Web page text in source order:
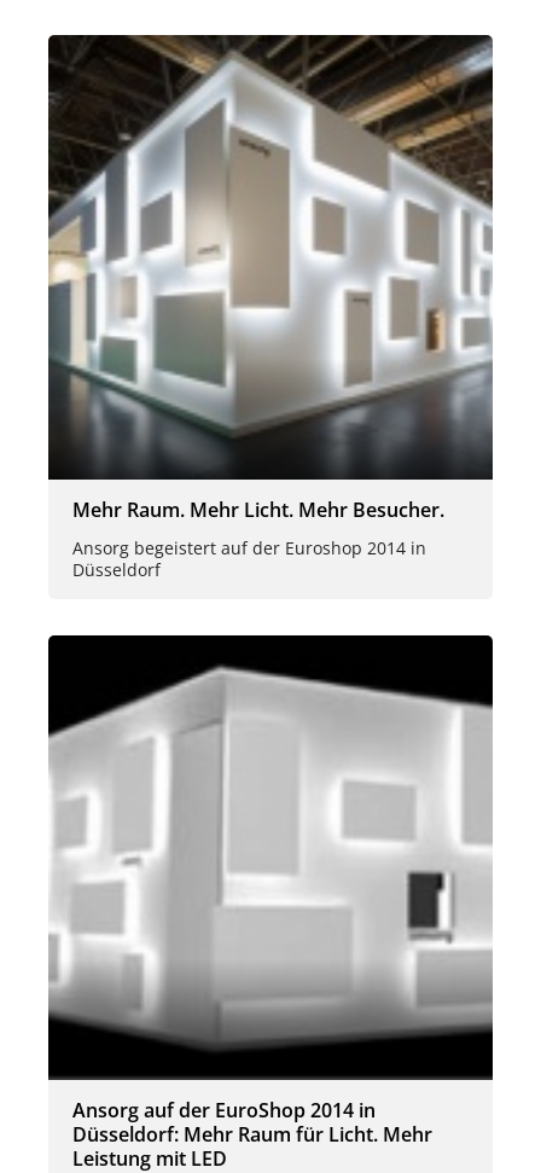
Mehr Raum. Mehr Licht. Mehr Besucher.
Ansorg begeistert auf der Euroshop 2014 in
Düsseldorf
Ansorg auf der EuroShop 2014 in
Düsseldorf: Mehr Raum für Licht. Mehr
Leistung mit LED